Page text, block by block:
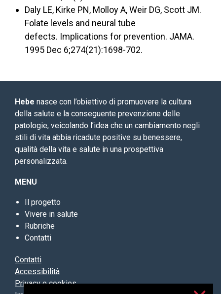
Daly LE, Kirke PN, Molloy A, Weir DG, Scott JM.
Folate levels and neural tube
defects. Implications for prevention. JAMA.
1995 Dec 6;274(21):1698-702.
Hebe nasce con l’obiettivo di promuovere la cultura
della salute e la conseguente prevenzione delle
patologie, veicolando l’idea che un cambiamento negli
stili di vita abbia ricadute positive su benessere,
qualità della vita e salute in una prospettiva
personalizzata.
MENU
Il progetto
Vivere in salute
Rubriche
Contatti
Contatti
Accessibilità
Privacy e cookies